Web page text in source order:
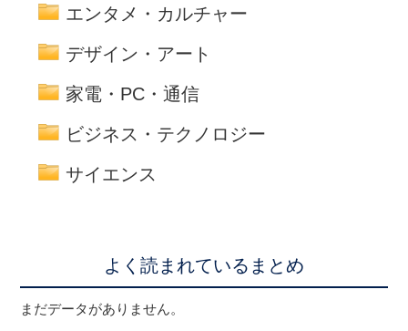
エンタメ・カルチャー
デザイン・アート
家電・PC・通信
ビジネス・テクノロジー
サイエンス
よく読まれているまとめ
まだデータがありません。